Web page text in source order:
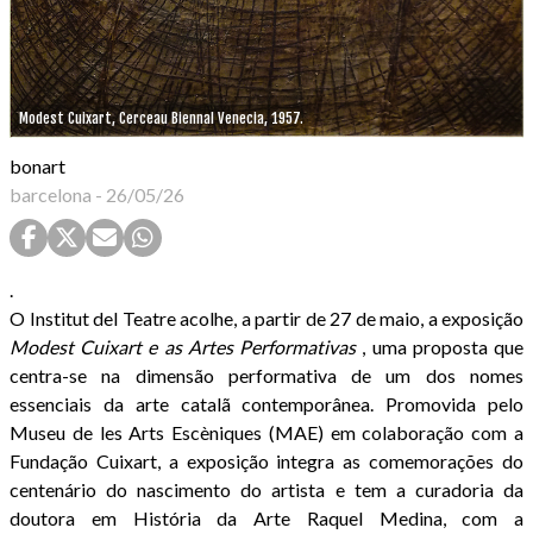
Modest Cuixart, Cerceau Biennal Venecia, 1957.
bonart
barcelona - 26/05/26
.
O Institut del Teatre acolhe, a partir de 27 de maio, a exposição
Modest Cuixart e as Artes Performativas, uma proposta que
centra-se na dimensão performativa de um dos nomes
essenciais da arte catalã contemporânea. Promovida pelo
Museu de les Arts Escèniques (MAE) em colaboração com a
Fundação Cuixart, a exposição integra as comemorações do
centenário do nascimento do artista e tem a curadoria da
doutora em História da Arte Raquel Medina, com a